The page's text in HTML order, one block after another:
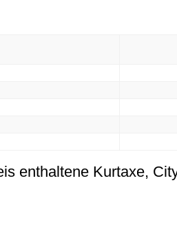
enthaltene Kurtaxe,